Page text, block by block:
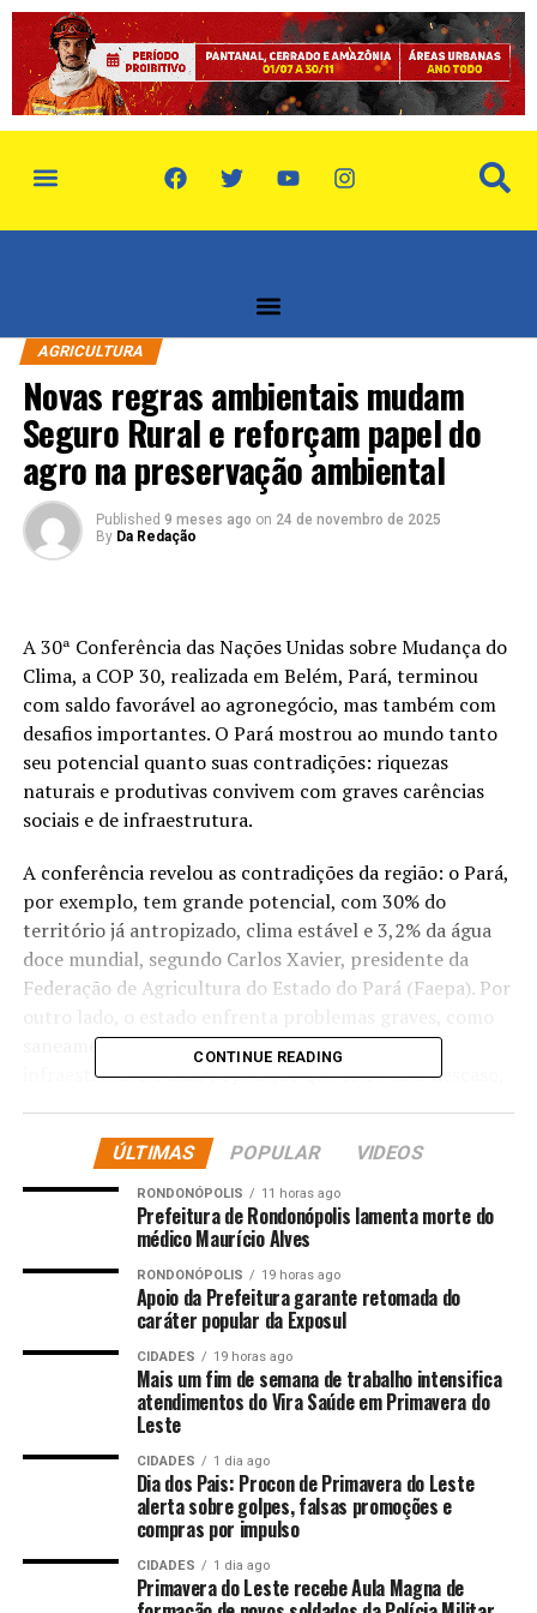
AGRICULTURA
Novas regras ambientais mudam
Seguro Rural e reforçam papel do
agro na preservação ambiental
Published 9 meses ago on 24 de novembro de 2025
By Da Redação
A 30ª Conferência das Nações Unidas sobre Mudança do
Clima, a COP 30, realizada em Belém, Pará, terminou
com saldo favorável ao agronegócio, mas também com
desafios importantes. O Pará mostrou ao mundo tanto
seu potencial quanto suas contradições: riquezas
naturais e produtivas convivem com graves carências
sociais e de infraestrutura.
A conferência revelou as contradições da região: o Pará,
por exemplo, tem grande potencial, com 30% do
território já antropizado, clima estável e 3,2% da água
doce mundial, segundo Carlos Xavier, presidente da
Federação de Agricultura do Estado do Pará (Faepa). Por
saneamento básico insuficiente na capital, baixa
infraestrutura e uma população que sofre com descaso,
Produtores Rurais da Amazônia (APRIA
O agro, pela primeira vez, contou com espaço próprio
dentro da conferência. Os debates focaram dados
técnicos sobre preservação: mais de 65% do território
brasileiro é preservado, e quase um terço está dentro de
propriedades rurais. Na Amazônia, a preservação chega
a mais de 80%; apenas 14% do território amazônico tem
uso agropecuário, sendo a maior parte pastagem. Os
produtores destacam o papel do setor na captura de
carbono por meio de florestas produtivas e pastagens.
Mesmo assim, a distância entre discurso internacional e
a realidade do campo é grande. A região enfrenta
desafios antigos, como a insegurança fundiária,
dificuldades de acesso a crédito, infraestrutura
deficiente e baixa qualidade de vida para muitos que ali
CONTINUE READING
ÚLTIMAS POPULAR VIDEOS
RONDONÓPOLIS 11 horas ago
Prefeitura de Rondonópolis lamenta morte do
médico Maurício Alves
RONDONÓPOLIS 19 horas ago
Apoio da Prefeitura garante retomada do
caráter popular da Exposul
CIDADES 19 horas ago
Mais um fim de semana de trabalho intensifica
atendimentos do Vira Saúde em Primavera do
Leste
CIDADES 1 dia ago
Dia dos Pais: Procon de Primavera do Leste
alerta sobre golpes, falsas promoções e
compras por impulso
CIDADES 1 dia ago
Primavera do Leste recebe Aula Magna de